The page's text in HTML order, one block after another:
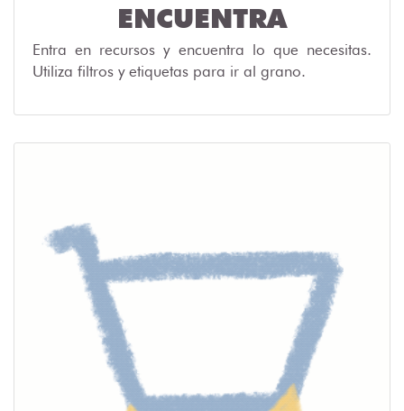
ENCUENTRA
Entra en recursos y encuentra lo que necesitas.
Utiliza filtros y etiquetas para ir al grano.